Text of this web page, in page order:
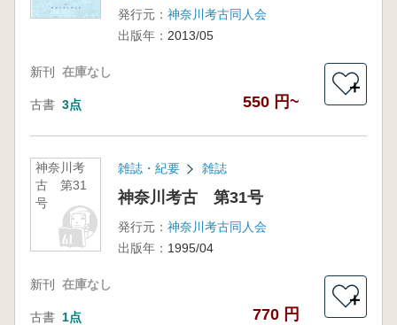
発行元： 神奈川考古同人会
出版年： 2013/05
新刊 在庫なし
古書 3点 550 円~
＋
神奈川考
古 第31
号
雑誌・紀要 雑誌
神奈川考古 第31号
発行元： 神奈川考古同人会
出版年： 1995/04
新刊 在庫なし
古書 1点 770 円
＋